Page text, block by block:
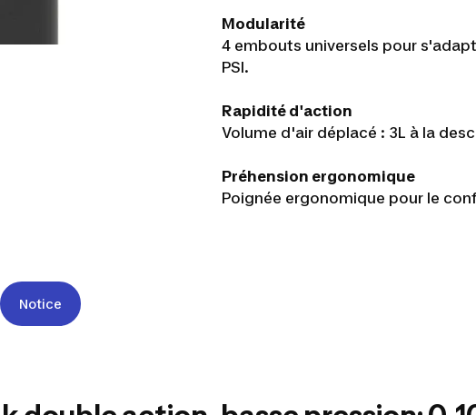
Modularité
4 embouts universels pour
PSI.
Rapidité d'action
Volume d'air déplacé : 3L à la
Préhension ergonomique
Poignée ergonomique pour le
Notice